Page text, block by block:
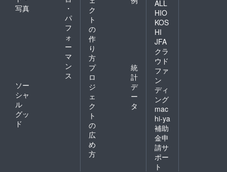
写真
・
パ
フ
ォ
ー
マ
ン
ス
ソー
シャ
ル
グッ
ド
ク
ト
の
作
り
方
プ
ロ
ジ
ェ
ク
ト
の
広
め
方
統
計
デ
ー
タ
ALL
HIO
KOS
HI
JFA
クラ
ウド
ファ
ン
ディ
ング
mac
hi-ya
補助
金申
請サ
ポー
ト